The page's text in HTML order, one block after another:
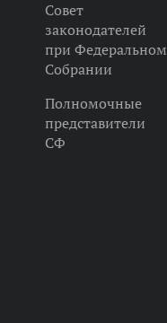
Совет
законодателей
при Федеральном
Собрании
Полномочные
представители
СФ